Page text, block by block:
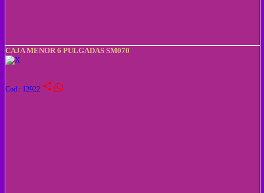
CAJA MENOR 6 PULGADAS SM070
Cod : 12922 share